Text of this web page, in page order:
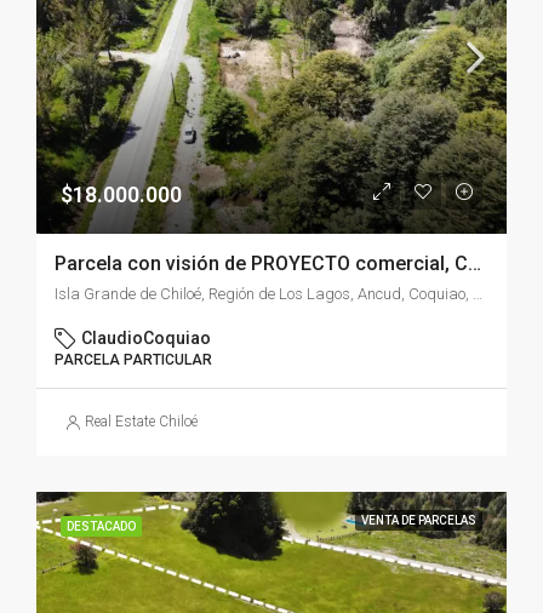
$18.000.000
Parcela con visión de PROYECTO comercial, Coquiao – Chiloé
Isla Grande de Chiloé, Región de Los Lagos, Ancud, Coquiao, Chile
ClaudioCoquiao
PARCELA PARTICULAR
Real Estate Chiloé
DESTACADO VENTA DE PARCELAS